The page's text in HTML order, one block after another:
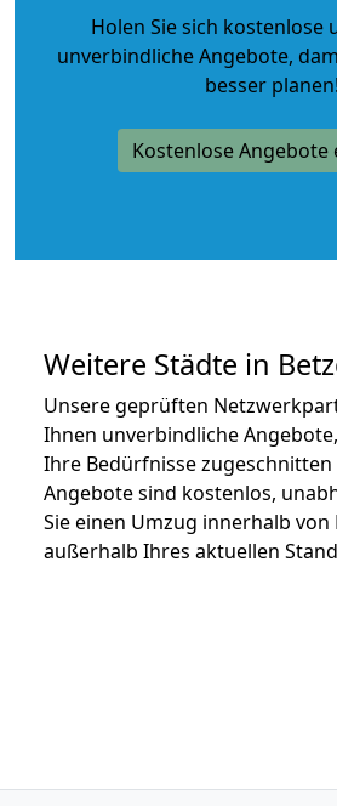
Holen Sie sich kostenlose
unverbindliche Angebote,
besser planen!
Kostenlose Angebote
Weitere Städte in
Unsere geprüften
Ihnen unverbindliche
Ihre Bedürfnisse zugeschnitten
Angebote sind kostenlos,
Sie einen Umzug innerhalb
außerhalb Ihres aktuellen